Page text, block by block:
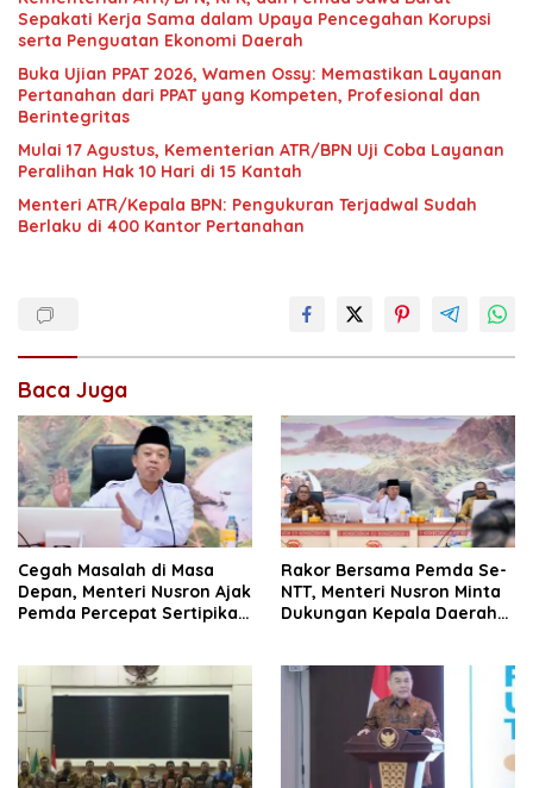
Sepakati Kerja Sama dalam Upaya Pencegahan Korupsi
serta Penguatan Ekonomi Daerah
Buka Ujian PPAT 2026, Wamen Ossy: Memastikan Layanan
Pertanahan dari PPAT yang Kompeten, Profesional dan
Berintegritas
Mulai 17 Agustus, Kementerian ATR/BPN Uji Coba Layanan
Peralihan Hak 10 Hari di 15 Kantah
Menteri ATR/Kepala BPN: Pengukuran Terjadwal Sudah
Berlaku di 400 Kantor Pertanahan
Baca Juga
Cegah Masalah di Masa
Depan, Menteri Nusron Ajak
Pemda Percepat Sertipikasi
Rakor Bersama Pemda Se-
NTT, Menteri Nusron Minta
Dukungan Kepala Daerah